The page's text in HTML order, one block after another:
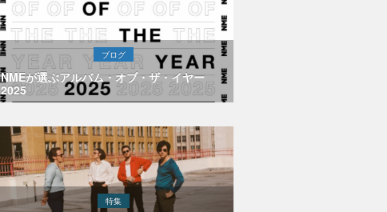
ブログ
NMEが選ぶアルバム・オブ・ザ・イヤー
2025
特集